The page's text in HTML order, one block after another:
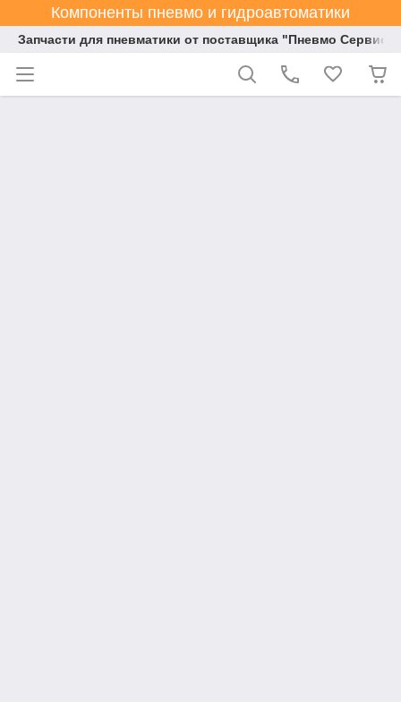
Компоненты пневмо и гидроавтоматики
Запчасти для пневматики от поставщика "Пневмо Сервис